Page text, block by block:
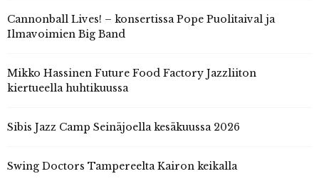
Cannonball Lives! – konsertissa Pope Puolitaival ja
Ilmavoimien Big Band
Mikko Hassinen Future Food Factory Jazzliiton
kiertueella huhtikuussa
Sibis Jazz Camp Seinäjoella kesäkuussa 2026
Swing Doctors Tampereelta Kairon keikalla